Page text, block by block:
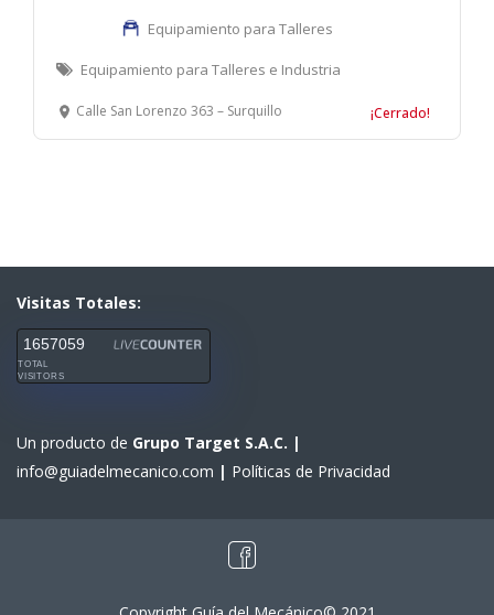
Equipamiento para Talleres
Equipamiento para Talleres e Industria
Calle San Lorenzo 363 – Surquillo ¡Cerrado!
Visitas Totales:
1657059
TOTAL
VISITORS
Un producto de Grupo Target S.A.C. |
info@guiadelmecanico.com | Políticas de Privacidad